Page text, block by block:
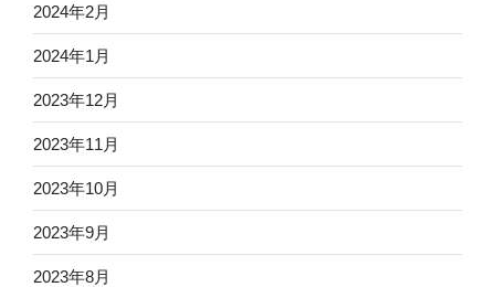
2024年2月
2024年1月
2023年12月
2023年11月
2023年10月
2023年9月
2023年8月